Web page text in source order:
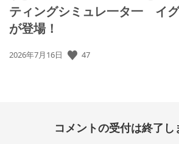
ティングシミュレ一タ一 イ
が登場！
公
2026年7月16日 47
コメントの受付は終了し